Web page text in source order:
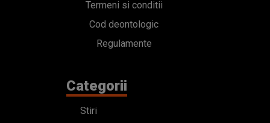
Termeni si conditii
Cod deontologic
Regulamente
Categorii
Stiri